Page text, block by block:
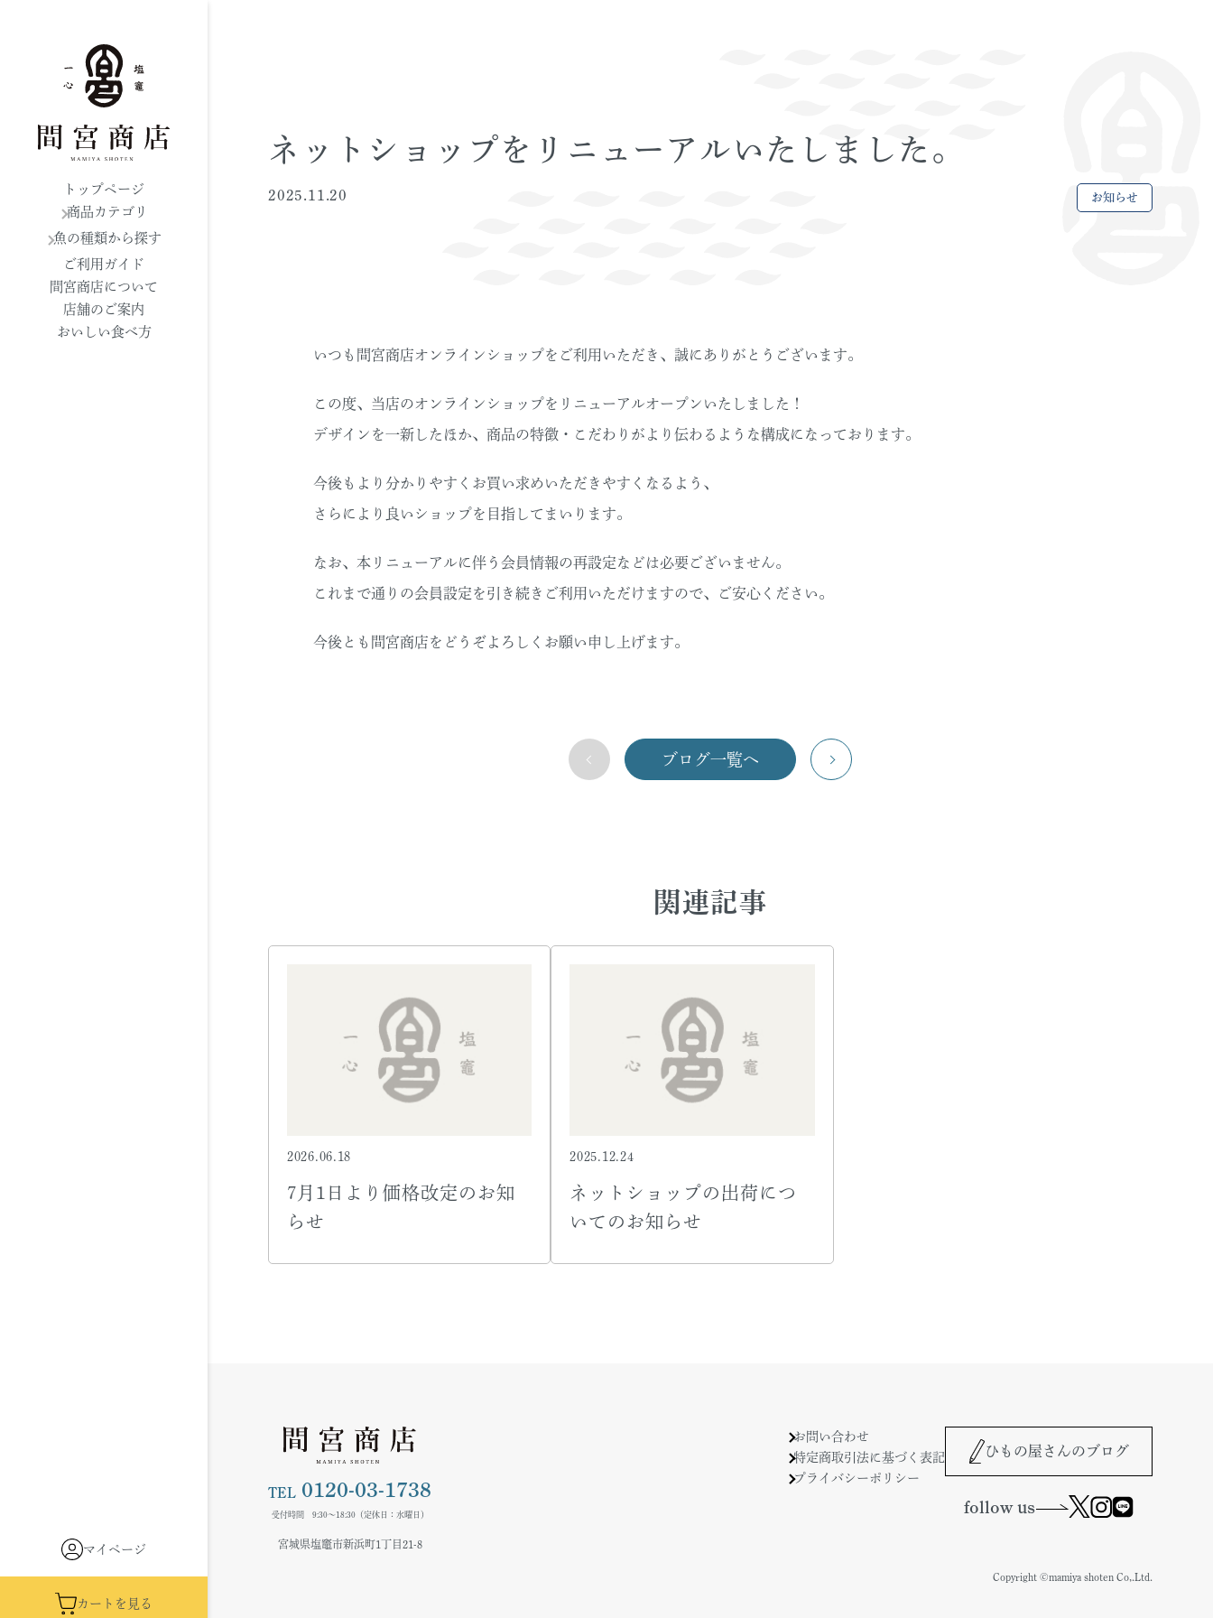
トップページ
商品カテゴリ
魚の種類から探す
ご利用ガイド
間宮商店について
店舗のご案内
おいしい食べ方
マイページ
カートを見る
ネットショップをリニューアルいたしました。
2025.11.20 お知らせ
いつも間宮商店オンラインショップをご利用いただき、誠にありがとうございます。
この度、当店のオンラインショップをリニューアルオープンいたしました！
デザインを一新したほか、商品の特徴・こだわりがより伝わるような構成になっております。
今後もより分かりやすくお買い求めいただきやすくなるよう、
さらにより良いショップを目指してまいります。
なお、本リニューアルに伴う会員情報の再設定などは必要ございません。
これまで通りの会員設定を引き続きご利用いただけますので、ご安心ください。
今後とも間宮商店をどうぞよろしくお願い申し上げます。
ブログ一覧へ
関連記事
2026.06.18
7月1日より価格改定のお知
らせ
2025.12.24
ネットショップの出荷につ
いてのお知らせ
TEL 0120-03-1738
受付時間 9:30～18:30（定休日：水曜日）
宮城県塩竈市新浜町1丁目21-8
お問い合わせ
特定商取引法に基づく表記
プライバシーポリシー
ひもの屋さんのブログ
follow us
Copyright ©mamiya shoten Co,.Ltd.